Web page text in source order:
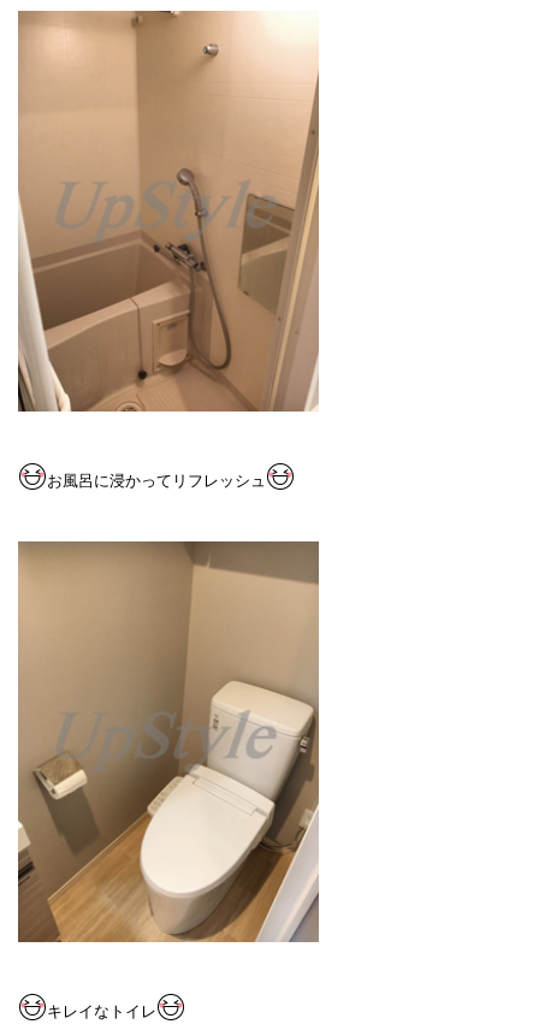
お風呂に浸かってリフレ ッ シュ
キレイなトイレ